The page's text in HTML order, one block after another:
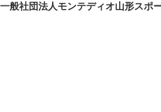
一般社団法人モンテディオ山形スポ